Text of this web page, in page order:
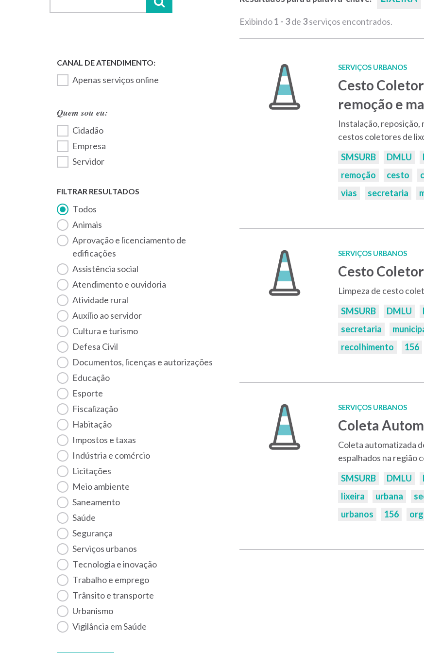
Apenas serviços online
Quem sou eu:
Cidadão
Empresa
Servidor
FILTRAR RESULTADOS
Todos
Animais
Aprovação e licenciamento de
edificações
Assistência social
Atendimento e ouvidoria
Atividade rural
Auxílio ao servidor
Cultura e turismo
Defesa Civil
Documentos, licenças e autorizações
Educação
Esporte
Fiscalização
habitação
Impostos e taxas
Indústria e comércio
Licitações
Meio ambiente
Saneamento
Saúde
Segurança
Serviços urbanos
Tecnologia e inovação
Trabalho e emprego
Trânsito e transporte
Urbanismo
Vigilância em Saúde
Exibindo1 - 3de 3serviços encontrados.
SERVIÇOS URBANOS
Cesto
remoção e
Instalação, reposição,
cestos coletores de
Palavras-
SMSURB DMLU
remoção
cesto
vias
secretaria
SERVIÇOS URBANOS
Cesto
Limpeza de cesto
Palavras-
chaves:
SMSURB DMLU
secretaria
recolhimento
156
SERVIÇOS URBANOS
Coleta
Coleta automatizada
espalhados na região
Palavras-
chaves:
SMSURB DMLU
lixeira
urbana
urbanos
156